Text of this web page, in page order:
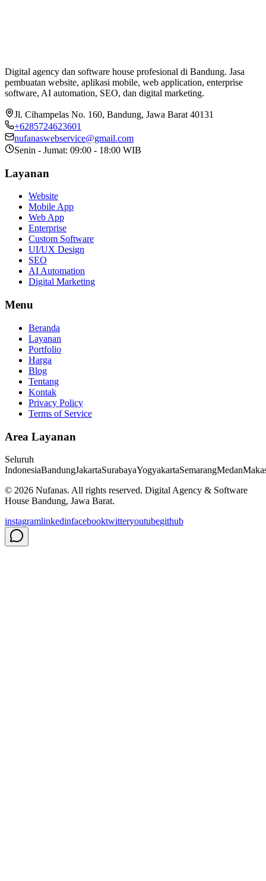
Digital agency dan software house profesional di Bandung. Jasa
pembuatan website, aplikasi mobile, web application, enterprise
software, AI automation, SEO, dan digital marketing.
Jl. Cihampelas No. 160, Bandung, Jawa Barat 40131
+6285724623601
nufanaswebservice@gmail.com
Senin - Jumat: 09:00 - 18:00 WIB
Layanan
Website
Mobile App
Web App
Enterprise
Custom Software
UI/UX Design
SEO
AI Automation
Digital Marketing
Menu
Beranda
Layanan
Portfolio
Harga
Blog
Tentang
Kontak
Privacy Policy
Terms of Service
Area Layanan
Seluruh
IndonesiaBandungJakartaSurabayaYogyakartaSemarangMedan
© 2026 Nufanas. All rights reserved. Digital Agency & Software
House Bandung, Jawa Barat.
instagramlinkedinfacebooktwitteryoutubegithub